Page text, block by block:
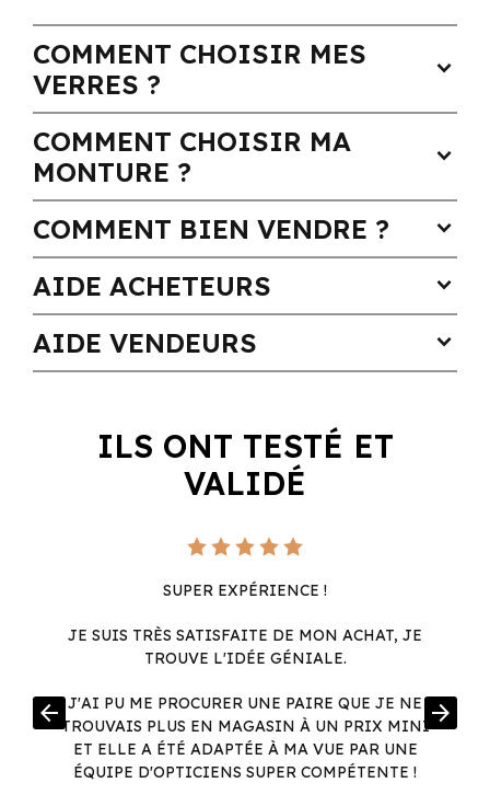
COMMENT CHOISIR MES
VERRES ?
expand_more
COMMENT CHOISIR MA
MONTURE ?
expand_more
COMMENT BIEN VENDRE ? expand_more
AIDE ACHETEURS expand_more
AIDE VENDEURS expand_more
ILS ONT TESTÉ ET
VALIDÉ
SUPER EXPÉRIENCE !
JE SUIS TRÈS SATISFAITE DE MON ACHAT, JE
TROUVE L'IDÉE GÉNIALE.
J'AI PU ME PROCURER UNE PAIRE QUE JE NE
TROUVAIS PLUS EN MAGASIN À UN PRIX MINI
ET ELLE A ÉTÉ ADAPTÉE À MA VUE PAR UNE
ÉQUIPE D'OPTICIENS SUPER COMPÉTENTE !
arrow_back arrow_forward